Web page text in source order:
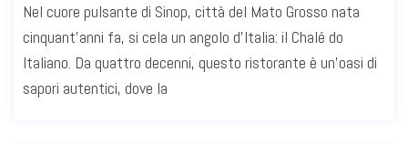
Nel cuore pulsante di Sinop, città del Mato Grosso nata
cinquant'anni fa, si cela un angolo d'Italia: il Chalé do
Italiano. Da quattro decenni, questo ristorante è un'oasi di
sapori autentici, dove la